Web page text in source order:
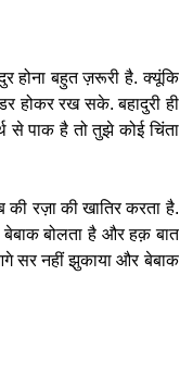
होना बहुत ज़रूरी है. क्यूंकि
होकर रख सके. बहादुरी ही
से पाक है तो तुझे कोई चिंता
की रज़ा की खातिर करता है.
बेबाक बोलता है और हक़ बात
सर नहीं झुकाया और बेबाक